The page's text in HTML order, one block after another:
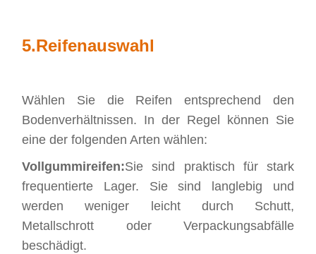
5.Reifenauswahl
Wählen Sie die Reifen entsprechend den
Bodenverhältnissen. In der Regel können Sie
eine der folgenden Arten wählen:
Vollgummireifen:Sie sind praktisch für stark
frequentierte Lager. Sie sind langlebig und
werden weniger leicht durch Schutt,
Metallschrott oder Verpackungsabfälle
beschädigt.